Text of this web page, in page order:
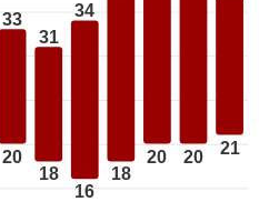
33
20
31
18
34
16
18
20 20 21